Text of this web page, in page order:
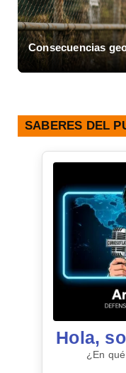
Consecuencias
SABERES DEL
Hola,
¿En